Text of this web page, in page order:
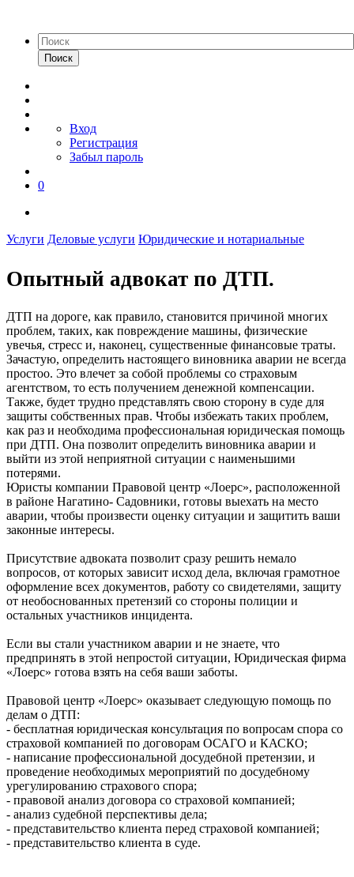
Поиск
Вход
Регистрация
Забыл пароль
0
Услуги Деловые услуги Юридические и нотариальные
Опытный адвокат по ДТП.
ДТП на дороге, как правило, становится причиной многих
проблем, таких, как повреждение машины, физические
увечья, стресс и, наконец, существенные финансовые траты.
Зачастую, определить настоящего виновника аварии не всегда
простоо. Это влечет за собой проблемы со страховым
агентством, то есть получением денежной компенсации.
Также, будет трудно представлять свою сторону в суде для
защиты собственных прав. Чтобы избежать таких проблем,
как раз и необходима профессиональная юридическая помощь
при ДТП. Она позволит определить виновника аварии и
выйти из этой неприятной ситуации с наименьшими
потерями.
Юристы компании Правовой центр «Лоерс», расположенной
в районе Нагатино- Садовники, готовы выехать на место
аварии, чтобы произвести оценку ситуации и защитить ваши
законные интересы.
Присутствие адвоката позволит сразу решить немало
вопросов, от которых зависит исход дела, включая грамотное
оформление всех документов, работу со свидетелями, защиту
от необоснованных претензий со стороны полиции и
остальных участников инцидента.
Если вы стали участником аварии и не знаете, что
предпринять в этой непростой ситуации, Юридическая фирма
«Лоерс» готова взять на себя ваши заботы.
Правовой центр «Лоерс» оказывает следующую помощь по
делам о ДТП:
- бесплатная юридическая консультация по вопросам спора со
страховой компанией по договорам ОСАГО и КАСКО;
- написание профессиональной досудебной претензии, и
проведение необходимых мероприятий по досудебному
урегулированию страхового спора;
- правовой анализ договора со страховой компанией;
- анализ судебной перспективы дела;
- представительство клиента перед страховой компанией;
- представительство клиента в суде.